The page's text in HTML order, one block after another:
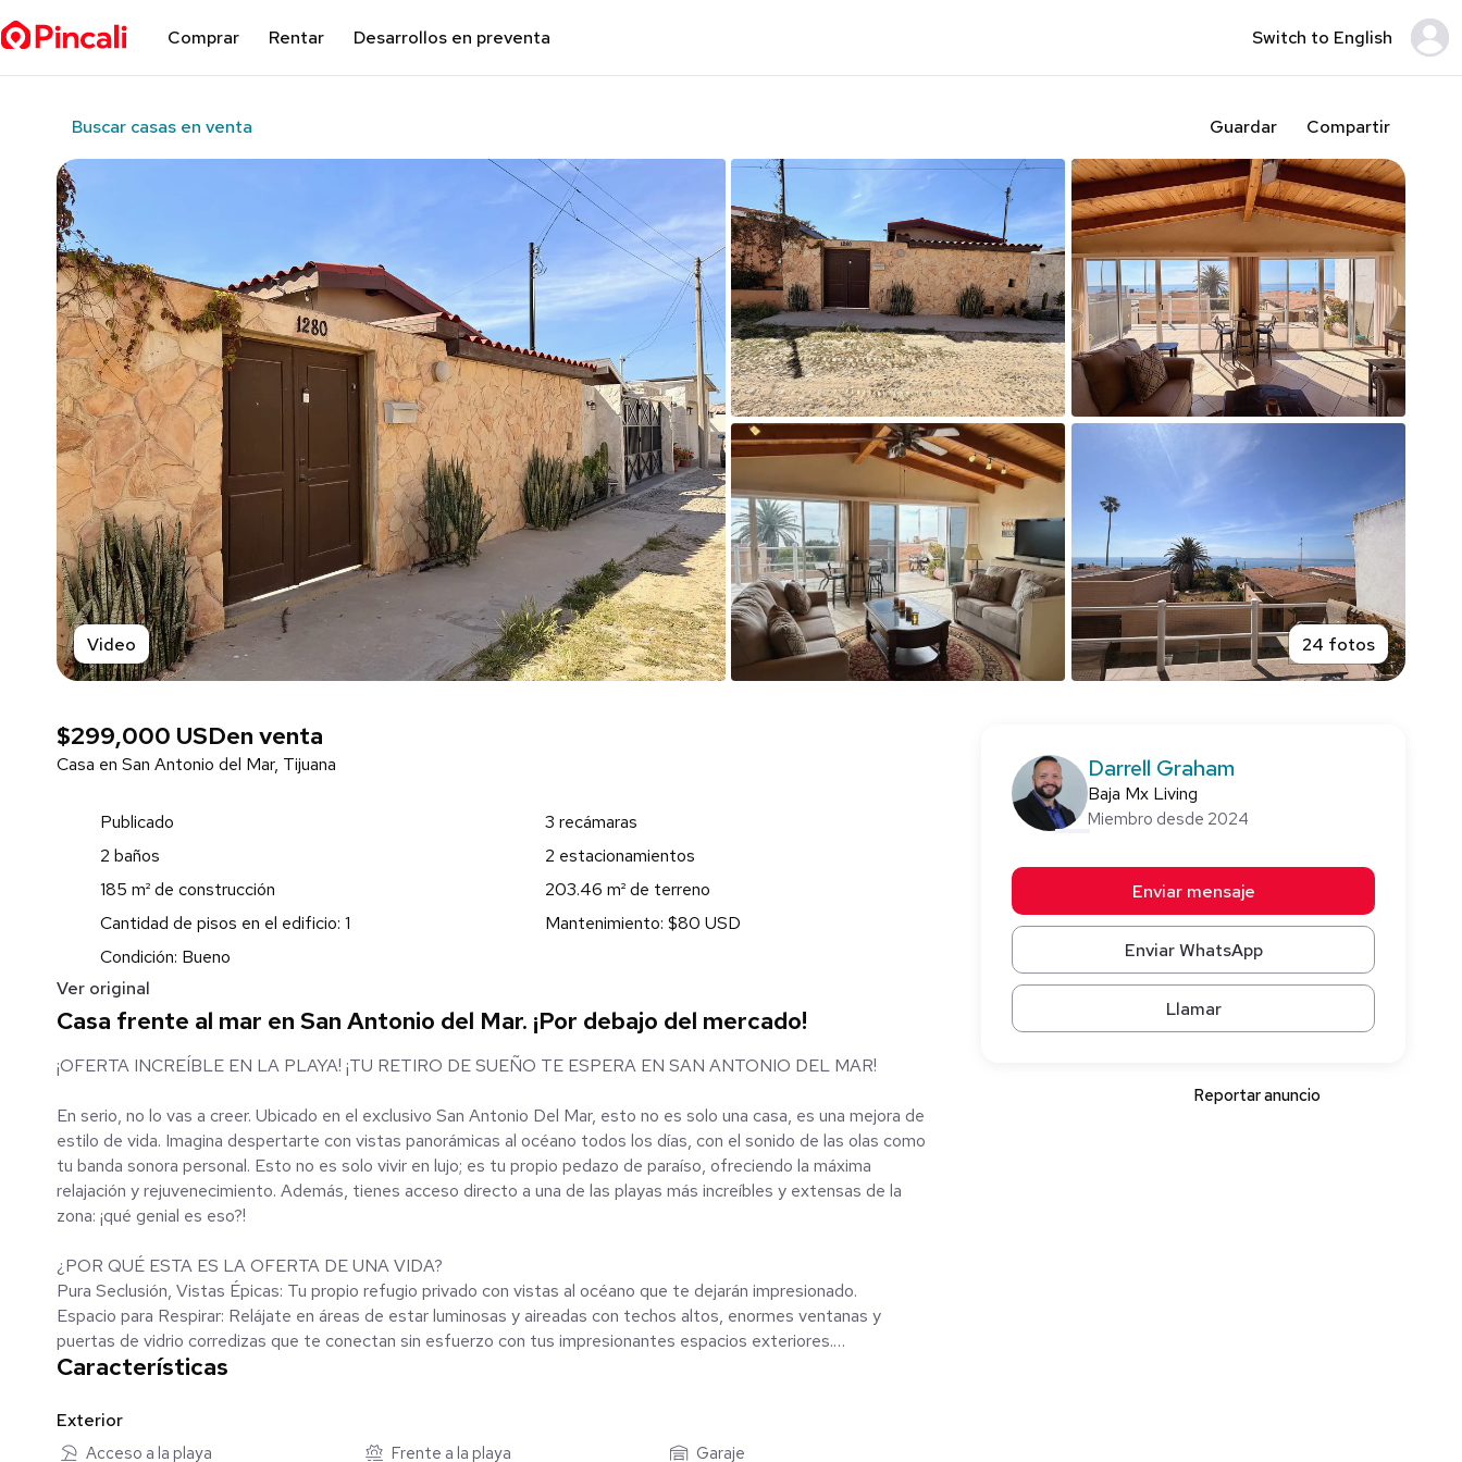
Comprar Rentar Desarrollos en preventa Switch to English
Buscar casas en venta Guardar Compartir
Video 24 fotos
$299,000 USDen venta
Casa en San Antonio del Mar, Tijuana
Publicado
3 recámaras
2 baños
2 estacionamientos
185 m² de construcción
203.46 m² de terreno
Cantidad de pisos en el edificio: 1
Mantenimiento: $80 USD
Condición: Bueno
Ver original
Casa frente al mar en San Antonio del Mar. ¡Por debajo del mercado!
¡OFERTA INCREÍBLE EN LA PLAYA! ¡TU RETIRO DE SUEÑO TE ESPERA EN SAN ANTONIO DEL MAR!
En serio, no lo vas a creer. Ubicado en el exclusivo San Antonio Del Mar, esto no es solo una casa, es una mejora de
estilo de vida. Imagina despertarte con vistas panorámicas al océano todos los días, con el sonido de las olas como
tu banda sonora personal. Esto no es solo vivir en lujo; es tu propio pedazo de paraíso, ofreciendo la máxima
relajación y rejuvenecimiento. Además, tienes acceso directo a una de las playas más increíbles y extensas de la
zona: ¡qué genial es eso?!
¿POR QUÉ ESTA ES LA OFERTA DE UNA VIDA?
Pura Seclusión, Vistas Épicas: Tu propio refugio privado con vistas al océano que te dejarán impresionado.
Espacio para Respirar: Relájate en áreas de estar luminosas y aireadas con techos altos, enormes ventanas y
puertas de vidrio corredizas que te conectan sin esfuerzo con tus impresionantes espacios exteriores.
Cocina de Sueño para Chefs: Una cocina gourmet con electrodomésticos, hermosa granito y un montón de espacio
Objetivos de Suite Principal: La suite principal con sus propias vistas al océano, y un baño en suite que se siente
como un resort de cinco estrellas.
Características
Exterior
Acceso a la playa Frente a la playa
Garaje
Darrell Graham
Baja Mx Living
Miembro desde 2024
Enviar mensaje
Enviar WhatsApp
Llamar
Reportar anuncio